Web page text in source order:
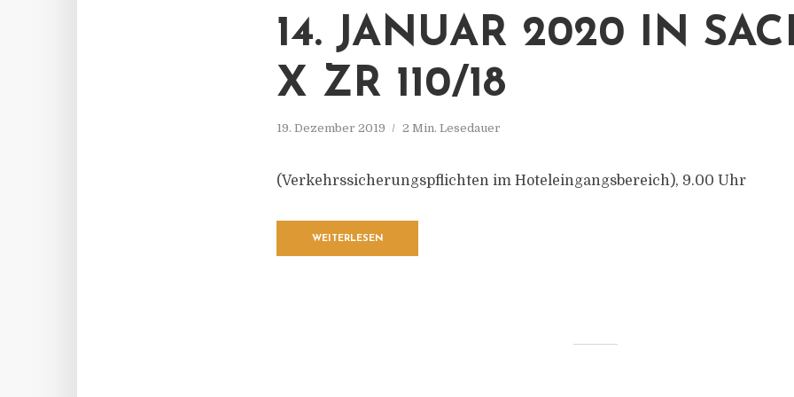
14. JANUAR 2020 IN
X ZR 110/18
19. Dezember 2019 2 Min. Lesedauer
(Verkehrssicherungspflichten im Hoteleingangsbereich), 9.00 Uhr
WEITERLESEN